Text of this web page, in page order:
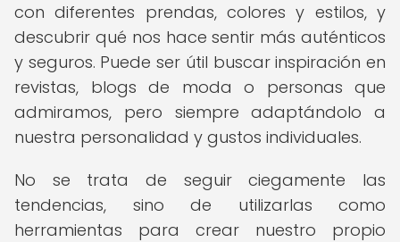
con diferentes prendas, colores y estilos, y
descubrir qué nos hace sentir más auténticos
y seguros. Puede ser útil buscar inspiración en
revistas, blogs de moda o personas que
admiramos, pero siempre adaptándolo a
nuestra personalidad y gustos individuales.
No se trata de seguir ciegamente las
tendencias, sino de utilizarlas como
herramientas para crear nuestro propio